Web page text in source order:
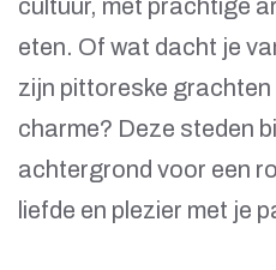
cultuur, met prachtige
eten. Of wat dacht je
zijn pittoreske
charme? Deze steden
achtergrond voor een
liefde en plezier met je